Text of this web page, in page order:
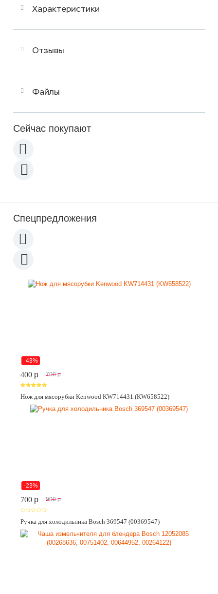
Характеристики
Отзывы
Файлы
Сейчас покупают
Спецпредложения
-43%
400 p 700 p
Нож для мясорубки Kenwood KW714431 (KW658522)
-23%
700 p 900 p
Ручка для холодильника Bosch 369547 (00369547)